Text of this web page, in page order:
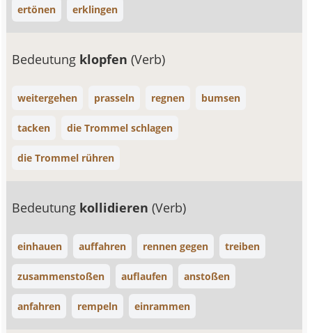
ertönen erklingen
Bedeutung klopfen(Verb)
weitergehen prasseln regnen bumsen
tacken die Trommel schlagen
die Trommel rühren
Bedeutung kollidieren(Verb)
einhauen auffahren rennen gegen treiben
zusammenstoßen auflaufen anstoßen
anfahren rempeln einrammen